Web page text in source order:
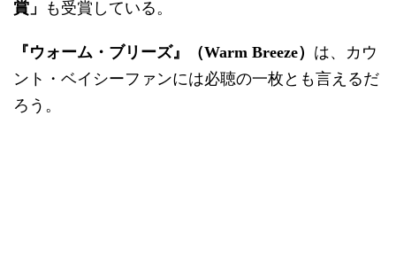
賞」
も受賞している。
『ウォーム・ブリーズ』（Warm Breeze） は、カウ
ント・ベイシーファンには必聴の一枚とも言えるだ
ろう。